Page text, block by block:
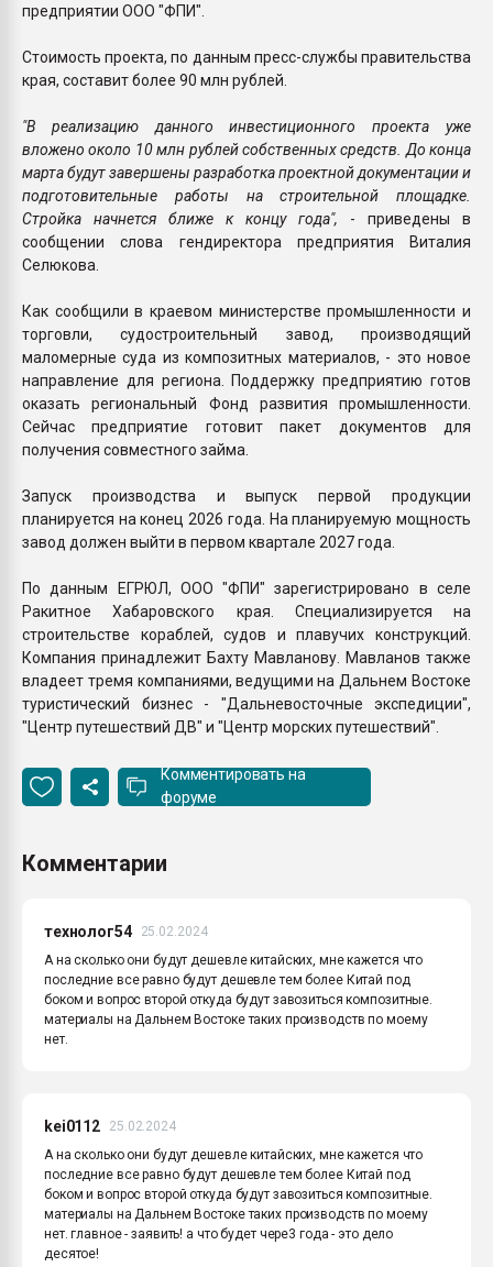
предприятии ООО "ФПИ".
Стоимость проекта, по данным пресс-службы правительства
края, составит более 90 млн рублей.
"В реализацию данного инвестиционного проекта уже
вложено около 10 млн рублей собственных средств. До конца
марта будут завершены разработка проектной документации и
подготовительные работы на строительной площадке.
Стройка начнется ближе к концу года", - приведены в
сообщении слова гендиректора предприятия Виталия
Селюкова.
Как сообщили в краевом министерстве промышленности и
торговли, судостроительный завод, производящий
маломерные суда из композитных материалов, - это новое
направление для региона. Поддержку предприятию готов
оказать региональный Фонд развития промышленности.
Сейчас предприятие готовит пакет документов для
получения совместного займа.
Запуск производства и выпуск первой продукции
планируется на конец 2026 года. На планируемую мощность
завод должен выйти в первом квартале 2027 года.
По данным ЕГРЮЛ, ООО "ФПИ" зарегистрировано в селе
Ракитное Хабаровского края. Специализируется на
строительстве кораблей, судов и плавучих конструкций.
Компания принадлежит Бахту Мавланову. Мавланов также
владеет тремя компаниями, ведущими на Дальнем Востоке
туристический бизнес - "Дальневосточные экспедиции",
"Центр путешествий ДВ" и "Центр морских путешествий".
Комментировать на
форуме
Комментарии
технолог54
25.02.2024
А на сколько они будут дешевле китайских, мне кажется что
последние все равно будут дешевле тем более Китай под
боком и вопрос второй откуда будут завозиться композитные.
материалы на Дальнем Востоке таких производств по моему
нет.
kei0112
25.02.2024
А на сколько они будут дешевле китайских, мне кажется что
последние все равно будут дешевле тем более Китай под
боком и вопрос второй откуда будут завозиться композитные.
материалы на Дальнем Востоке таких производств по моему
нет. главное - заявить! а что будет чере3 года - это дело
десятое!